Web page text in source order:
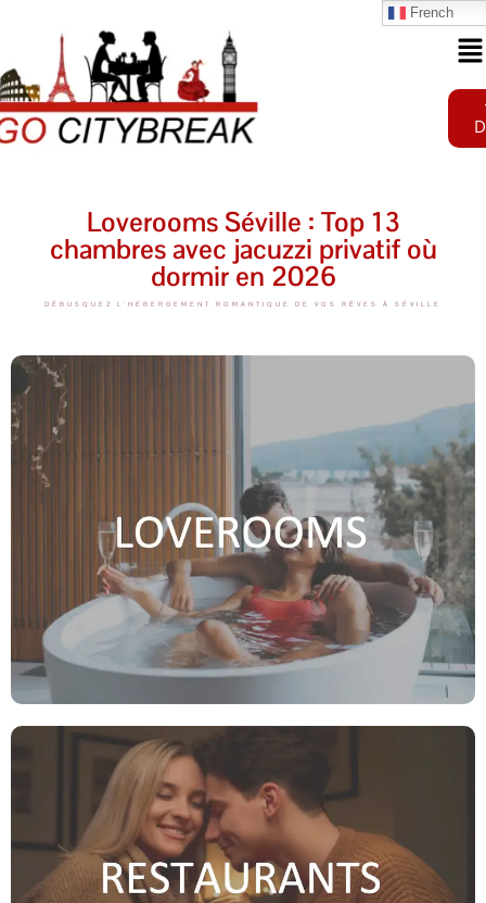
Loverooms Séville : Top 13
chambres avec jacuzzi privatif où
dormir en 2026
DÉBUSQUEZ L'HÉBERGEMENT ROMANTIQUE DE VOS RÊVES À SÉVILLE
French